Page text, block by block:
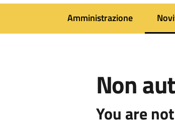
Amministrazione
Non
You are